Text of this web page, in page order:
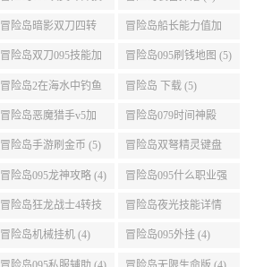
能介绍 (5)
冒险岛暗影双刀四转
任务 (5)
冒险岛船长能力值加
点 (5)
冒险岛双刀095技能加
点 (5)
冒险岛095刷钱地图 (5)
冒险岛2在海水中钓鱼
(5)
冒险岛 下载 (5)
冒险岛恶魔猎手v5加
点 (5)
冒险岛079时间神殿
999任务 (5)
冒险岛手游刷金币 (5) 冒险岛双弩精灵键盘
设置 (5)
冒险岛095龙神攻略 (4) 冒险岛095什么职业强
(4)
冒险岛狂龙战士4转技
能加点 (4)
冒险岛夜光技能详情
(4)
冒险岛机械挂机 (4) 冒险岛095外挂 (4)